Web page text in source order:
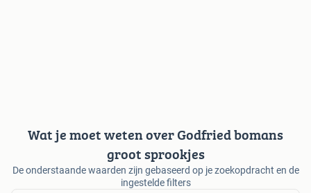
Wat je moet weten over Godfried bomans
groot sprookjes
De onderstaande waarden zijn gebaseerd op je zoekopdracht en de
ingestelde filters